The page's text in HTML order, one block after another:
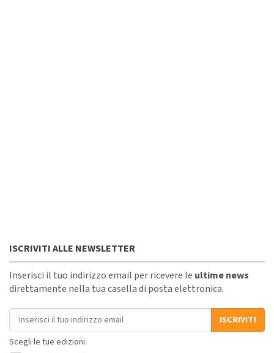
ISCRIVITI ALLE NEWSLETTER
Inserisci il tuo indirizzo email per ricevere le ultime news
direttamente nella tua casella di posta elettronica.
Indirizzo email
ISCRIVITI
Scegli le tue edizioni: